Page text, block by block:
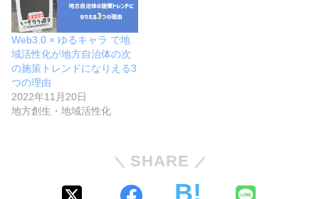
Web3.0 × ゆるキャラ で地
域活性化が地方自治体の次
の施策トレンドになりえる3
つの理由
2022年11月20日
地方創生・地域活性化
SHARE